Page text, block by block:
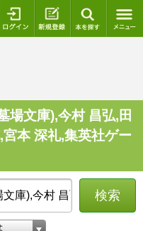
ログイン 新規登録
場文庫),今村 昌弘,田
本 深礼,集英社ゲー
検索